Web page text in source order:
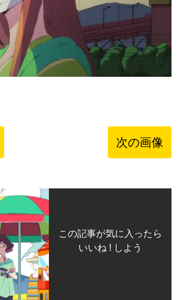
次の画像
この記事が気に入ったら
いいね ! しよう